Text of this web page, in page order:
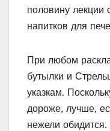
половину лекции
напитков для
При любом
бутылки и
указкам.
дороже, лучше,
нежели обидится.